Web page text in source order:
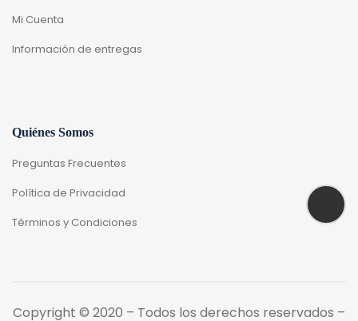
Mi Cuenta
Información de entregas
Quiénes Somos
Preguntas Frecuentes
Política de Privacidad
Términos y Condiciones
Copyright © 2020 – Todos los derechos reservados –